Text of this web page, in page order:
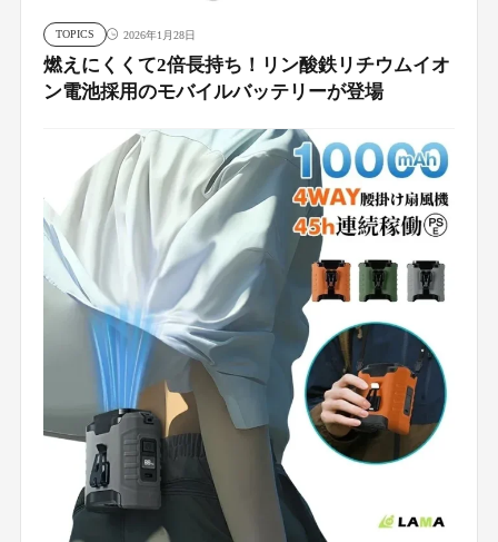
TOPICS 2026年1月28日
燃えにくくて2倍長持ち！リン酸鉄リチウムイオ
ン電池採用のモバイルバッテリーが登場